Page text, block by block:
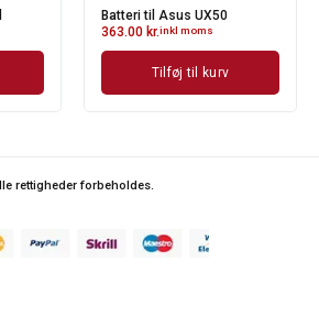
Batteri til Asus UX50
363.00 kr.inkl moms
Tilføj til kurv
rettigheder forbeholdes.